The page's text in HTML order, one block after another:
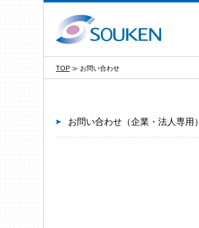
TOP ≫ お問い合わせ
お問い合わせ（企業・法人専用）